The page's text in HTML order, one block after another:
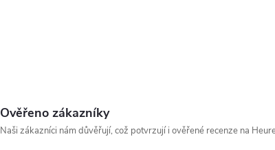
Ověřeno zákazníky
Naši zákazníci nám důvěřují, což potvrzují i ověřené recenze na